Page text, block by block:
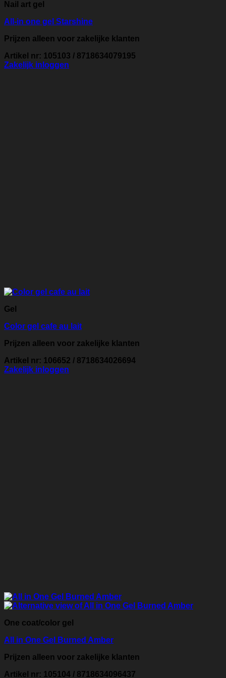
Nail art gel
All-in one gel Starshine
Prijzen alleen voor zakelijke klanten
Artikel nr: 105103 / 8718634079195
Zakelijk inloggen
Gel
Color gel cafe au lait
Prijzen alleen voor zakelijke klanten
Artikel nr: 106652 / 8718634026694
Zakelijk inloggen
One coat/color gel
All in One Gel Burned Amber
Prijzen alleen voor zakelijke klanten
Artikel nr: 105104 / 8718634096437